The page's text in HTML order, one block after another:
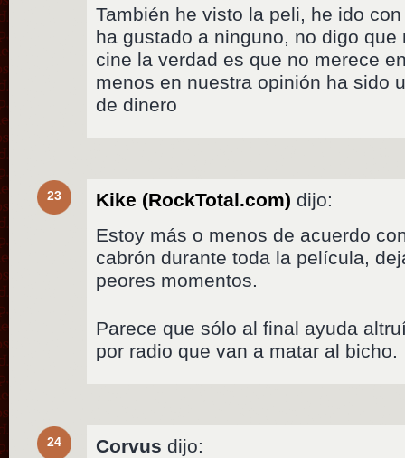
También he visto la peli, he ido
ha gustado a ninguno, no digo
cine la verdad es que no merece
menos en nuestra opinión ha sido
de dinero
23 Kike (RockTotal.com) dijo:
Estoy más o menos de acuerdo
cabrón durante toda la película,
peores momentos.
Parece que sólo al final ayuda
por radio que van a matar al bicho.
24 Corvus dijo: